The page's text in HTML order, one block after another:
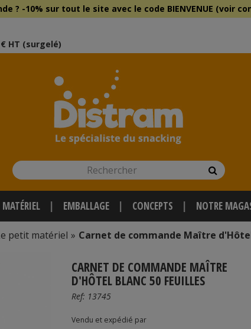
? -10% sur tout le site avec le code BIENVENUE (voir
HT (surgelé)
Rechercher Rechercher
MATÉRIEL EMBALLAGE CONCEPTS NOTRE
petit matériel » Carnet de commande Maître
CARNET DE COMMANDE MAÎTRE
D'HÔTEL BLANC 50 FEUILLES
Ref: 13745
Vendu et expédié par